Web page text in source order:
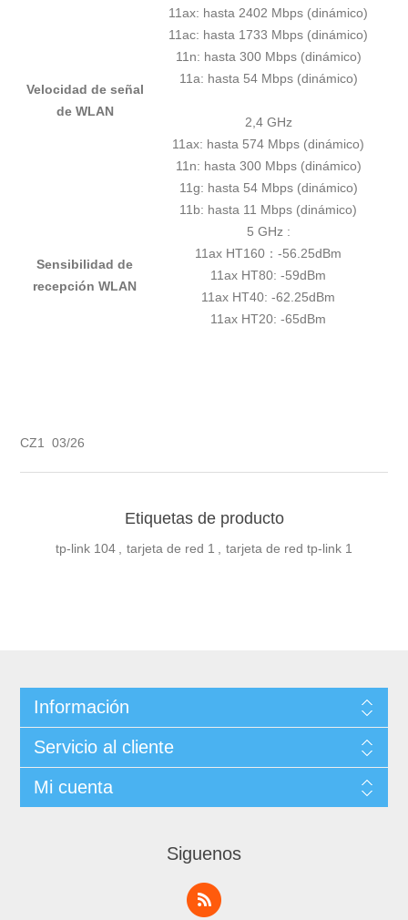
Velocidad de señal
de WLAN
11ax: hasta 2402 Mbps (dinámico)
11ac: hasta 1733 Mbps (dinámico)
11n: hasta 300 Mbps (dinámico)
11a: hasta 54 Mbps (dinámico)
2,4 GHz
11ax: hasta 574 Mbps (dinámico)
11n: hasta 300 Mbps (dinámico)
11g: hasta 54 Mbps (dinámico)
11b: hasta 11 Mbps (dinámico)
Sensibilidad de
recepción WLAN
5 GHz :
11ax HT160：-56.25dBm
11ax HT80: -59dBm
11ax HT40: -62.25dBm
11ax HT20: -65dBm
CZ1 03/26
Etiquetas de producto
tp-link 104 , tarjeta de red 1 , tarjeta de red tp-link 1
Información
Servicio al cliente
Mi cuenta
Siguenos